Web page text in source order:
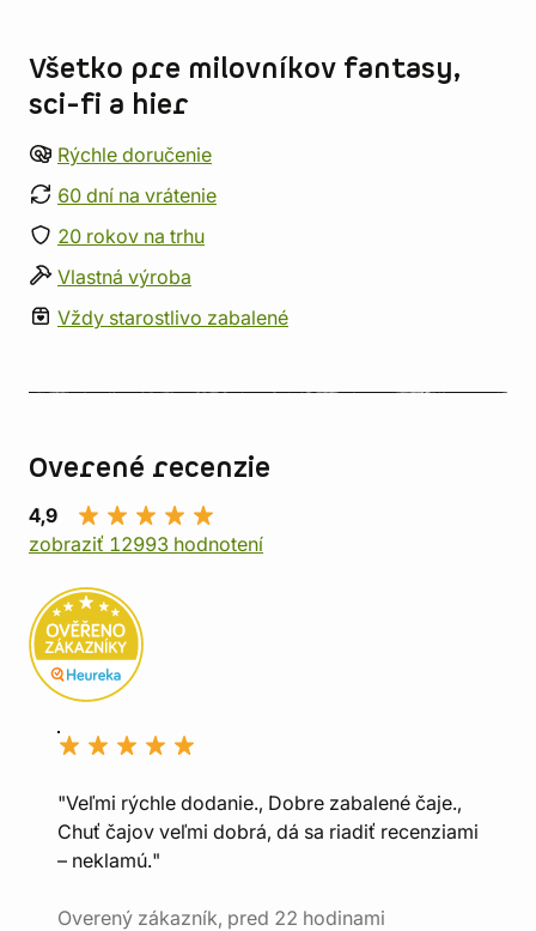
Všetko pre milovníkov fantasy,
sci-fi a hier
Rýchle doručenie
60 dní na vrátenie
20 rokov na trhu
Vlastná výroba
Vždy starostlivo zabalené
Overené recenzie
4,9
zobraziť 12993 hodnotení
"Veľmi rýchle dodanie., Dobre zabalené čaje.,
Chuť čajov veľmi dobrá, dá sa riadiť recenziami
– neklamú."
Overený zákazník, pred 22 hodinami